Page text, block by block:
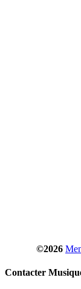
©2026
Contacter